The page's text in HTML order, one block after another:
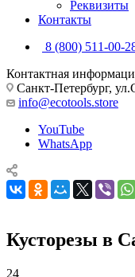
Реквизиты
Контакты
8 (800) 511-00-
Контактная
Санкт-Петербург,
info@ecotools.store
YouTube
WhatsApp
Кусторезы в
24